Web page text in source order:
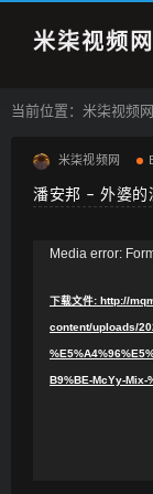
米柒视频网
当前位置： 米柒视频网
米柒视频网
潘安邦 – 外婆
Media error:
下载文件: http://
content/uploads/
B9%BE-McYy-Mix-